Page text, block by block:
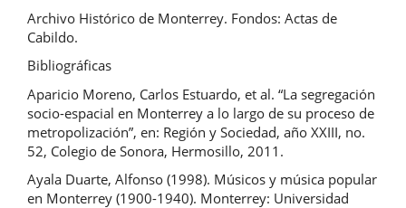
Archivo Histórico de Monterrey. Fondos: Actas de
Cabildo.
Bibliográficas
Aparicio Moreno, Carlos Estuardo, et al. “La segregación
socio-espacial en Monterrey a lo largo de su proceso de
metropolización”, en: Región y Sociedad, año XXIII, no.
52, Colegio de Sonora, Hermosillo, 2011.
Ayala Duarte, Alfonso (1998). Músicos y música popular
en Monterrey (1900-1940). Monterrey: Universidad